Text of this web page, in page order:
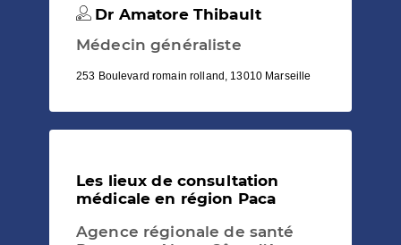
Dr Amatore Thibault
Médecin généraliste
253 Boulevard romain rolland, 13010 Marseille
Les lieux de consultation
médicale en région Paca
Agence régionale de santé